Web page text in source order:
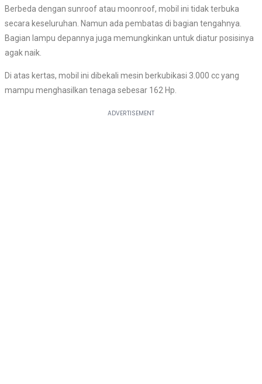
Berbeda dengan sunroof atau moonroof, mobil ini tidak terbuka
secara keseluruhan. Namun ada pembatas di bagian tengahnya.
Bagian lampu depannya juga memungkinkan untuk diatur posisinya
agak naik.
Di atas kertas, mobil ini dibekali mesin berkubikasi 3.000 cc yang
mampu menghasilkan tenaga sebesar 162 Hp.